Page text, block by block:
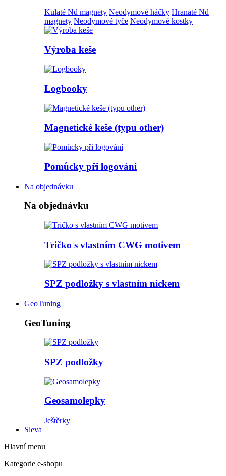
Kulaté Nd magnety Neodymové háčky Hranaté Nd
magnety Neodymové tyče Neodymové kostky
Výroba keše
Logbooky
Magnetické keše (typu other)
Pomůcky při logování
Na objednávku
Na objednávku
Tričko s vlastním CWG motivem
SPZ podložky s vlastním nickem
GeoTuning
GeoTuning
SPZ podložky
Geosamolepky
Ještěrky
Sleva
Hlavní menu
Kategorie e-shopu